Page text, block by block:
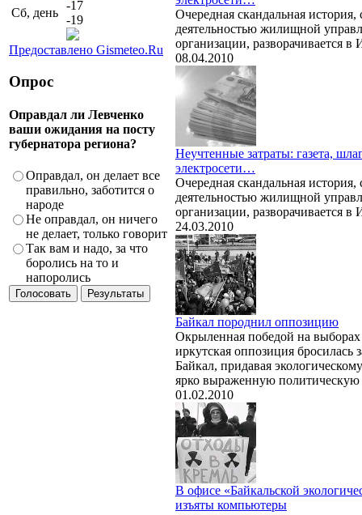
Сб, день
-17
-19
Предоставлено Gismeteo.Ru
Опрос
Оправдал ли Левченко
ваши ожидания на посту
губернатора региона?
Оправдал, он делает все
правильно, заботится о
народе
Не оправдал, он ничего
не делает, только говорит
Так вам и надо, за что
боролись на то и
напоролись
Очередная скандальная история,
деятельностью жилищной
организации, разворачивается в
08.04.2010
Неучтенные затраты: газета,
электросети…
Очередная скандальная история,
деятельностью жилищной
организации, разворачивается в
24.03.2010
Байкал породнил оппозицию
Окрыленная победой на выборах
иркутская оппозиция бросилась
Байкал, придавая
ярко выраженную политическую
01.02.2010
В офисе «Байкальской
изъяты компьютеры